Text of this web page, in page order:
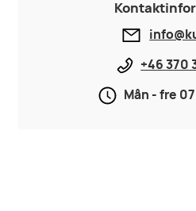
+46 370
Mån - fre